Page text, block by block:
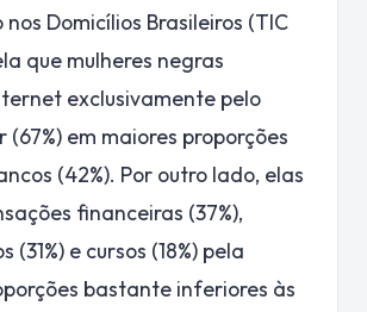
Domicílios Brasileiros (TIC
que mulheres negras
exclusivamente pelo
em maiores proporções
(42%). Por outro lado, elas
financeiras (37%),
(31%) e cursos (18%) pela
bastante inferiores às